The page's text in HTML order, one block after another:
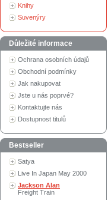
Knihy
Suvenýry
Důležité informace
Ochrana osobních údajů
Obchodní podmínky
Jak nakupovat
Jste u nás poprvé?
Kontaktujte nás
Dostupnost titulů
Bestseller
Satya
Live In Japan May 2000
Jackson Alan
Freight Train